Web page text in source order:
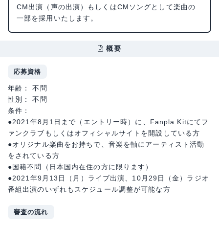
CM出演（声の出演）もしくはCMソングとして楽曲の
一部を採用いたします。
概要
応募資格
年齢： 不問
性別： 不問
条件：
●2021年8月1日まで（エントリー時）に、Fanpla Kitにてフ
ァンクラブもしくはオフィシャルサイトを開設している方
●オリジナル楽曲をお持ちで、音楽を軸にアーティスト活動
をされている方
●国籍不問（日本国内在住の方に限ります）
●2021年9月13日（月）ライブ出演、10月29日（金）ラジオ
番組出演のいずれもスケジュール調整が可能な方
審査の流れ